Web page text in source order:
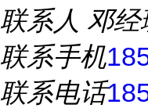
联系人 邓经
联系手机
联系电话